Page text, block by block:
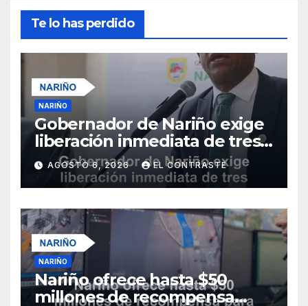
Te lo has perdido
NARIÑO
Gobernador de Nariño exige
liberación inmediata de tres
uniformados secuestrados
AGOSTO 6, 2026 EL CONTRASTE
NARIÑO
Nariño ofrece hasta $50
millones de recompensa